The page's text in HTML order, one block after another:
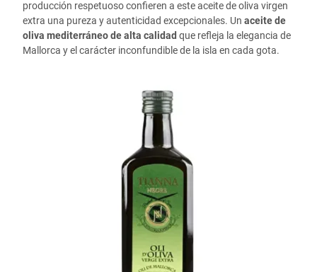
producción respetuoso confieren a este aceite de oliva virgen
extra una pureza y autenticidad excepcionales. Un aceite de
oliva mediterráneo de alta calidad que refleja la elegancia de
Mallorca y el carácter inconfundible de la isla en cada gota.